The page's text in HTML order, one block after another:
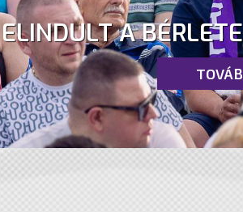
ELINDULT A